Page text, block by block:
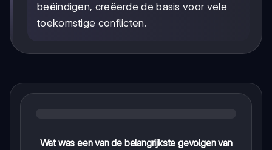
beëindigen, creëerde de basis voor vele
toekomstige conflicten.
Wat was een van de belangrijkste gevolgen van